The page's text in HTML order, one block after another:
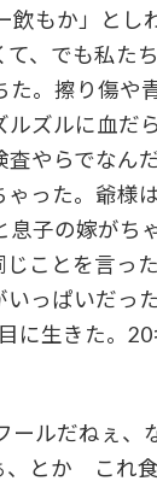
もか」とし
、でも私た
。擦り傷や
ズルに血だ
やらでなん
った。爺様
子の嫁がち
ことを言っ
っぱいだっ
に生きた。
ルだねぇ、
とか これ食